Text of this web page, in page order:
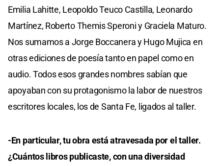
Emilia Lahitte, Leopoldo Teuco Castilla, Leonardo
Martínez, Roberto Themis Speroni y Graciela Maturo.
Nos sumamos a Jorge Boccanera y Hugo Mujica en
otras ediciones de poesía tanto en papel como en
audio. Todos esos grandes nombres sabían que
apoyaban con su protagonismo la labor de nuestros
escritores locales, los de Santa Fe, ligados al taller.
-En particular, tu obra está atravesada por el taller.
¿Cuántos libros publicaste, con una diversidad